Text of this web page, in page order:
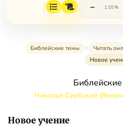
− 110%
Библейские темы Читать
Новое
Николай Сербский
Новое учение